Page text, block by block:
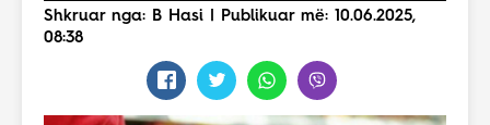
Shkruar nga: B Hasi | Publikuar më: 10.06.2025,
08:38